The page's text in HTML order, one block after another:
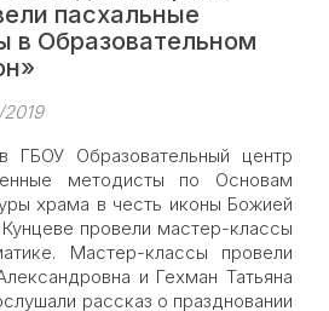
пасхальные
в Образовательном
ГБОУ Образовательный центр
методисты по Основам
храма в честь иконы Божией
провели мастер-классы
Мастер-классы провели
и Гехман Татьяна
рассказ о праздновании